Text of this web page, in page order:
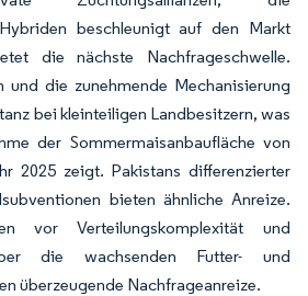
beschleunigt auf den Markt
die nächste Nachfrageschwelle.
und die zunehmende Mechanisierung
bei kleinteiligen Landbesitzern, was
der Sommermaisanbaufläche von
2025 zeigt. Pakistans differenzierter
bieten ähnliche Anreize.
vor Verteilungskomplexität und
die wachsenden Futter- und
überzeugende Nachfrageanreize.